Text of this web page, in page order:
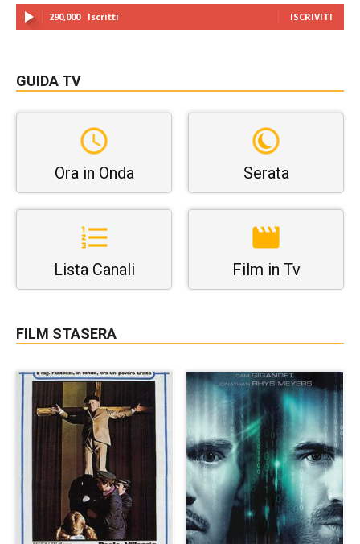
290,000 Iscritti ISCRIVITI
GUIDA TV
Ora in Onda Serata
Lista Canali Film in Tv
FILM STASERA